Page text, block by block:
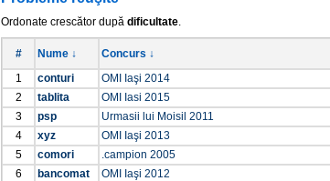
Ordonate crescător după dificultate.
# Nume ↓ Concurs ↓
1
conturi OMI Iaşi 2014
2
tablita OMI Iasi 2015
3
psp Urmasii lui Moisil 2011
4
xyz OMI Iaşi 2013
5
comori .campion 2005
6
bancomat OMI Iaşi 2012